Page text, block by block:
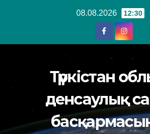
08.08.2026 12:30
Түркістан
денсаулық